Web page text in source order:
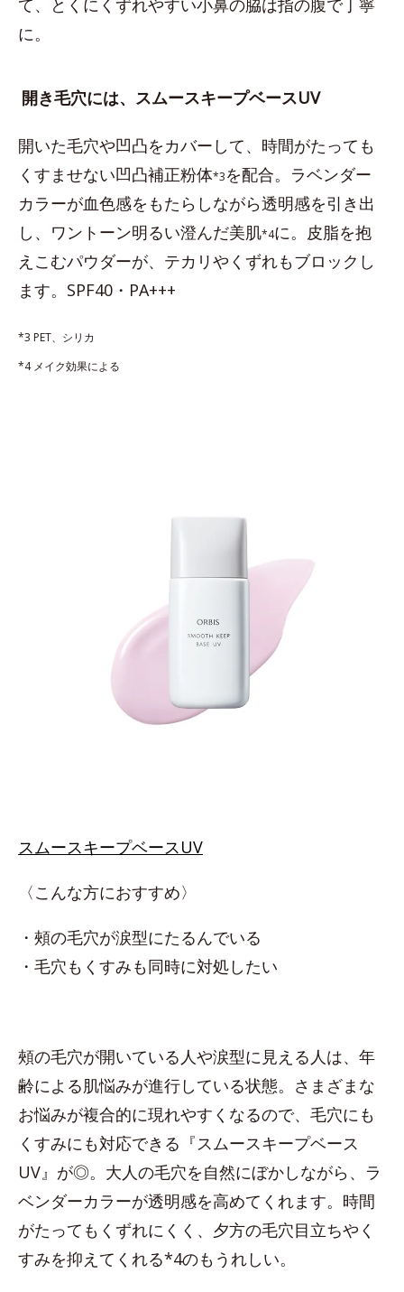
て、とくにくずれやすい小鼻の脇は指の腹で丁寧
に。
開き毛穴には、スムースキープベースUV
開いた毛穴や凹凸をカバーして、時間がたっても
くすませない凹凸補正粉体*3を配合。ラベンダー
カラーが血色感をもたらしながら透明感を引き出
し、ワントーン明るい澄んだ美肌*4に。皮脂を抱
えこむパウダーが、テカリやくずれもブロックし
ます。SPF40・PA+++
*3 PET、シリカ
*4 メイク効果による
スムースキープベースUV
〈こんな方におすすめ〉
・頰の毛穴が涙型にたるんでいる
・毛穴もくすみも同時に対処したい
頰の毛穴が開いている人や涙型に見える人は、年
齢による肌悩みが進行している状態。さまざまな
お悩みが複合的に現れやすくなるので、毛穴にも
くすみにも対応できる『スムースキープベース
UV』が◎。大人の毛穴を自然にぼかしながら、ラ
ベンダーカラーが透明感を高めてくれます。時間
がたってもくずれにくく、夕方の毛穴目立ちやく
すみを抑えてくれる*4のもうれしい。